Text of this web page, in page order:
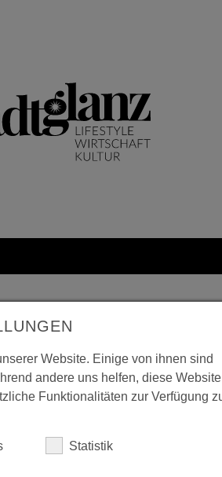
15:00
Website. Einige von ihnen sind
andere uns helfen, diese Website
Funktionalitäten zur Verfügung
Statistik